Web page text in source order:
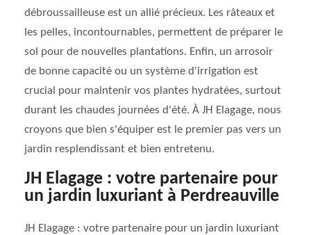
débroussailleuse est un allié précieux. Les râteaux et
les pelles, incontournables, permettent de préparer le
sol pour de nouvelles plantations. Enfin, un arrosoir
de bonne capacité ou un système d'irrigation est
crucial pour maintenir vos plantes hydratées, surtout
durant les chaudes journées d'été. À JH Elagage, nous
croyons que bien s'équiper est le premier pas vers un
jardin resplendissant et bien entretenu.
JH Elagage : votre partenaire pour
un jardin luxuriant à Perdreauville
JH Elagage : votre partenaire pour un jardin luxuriant